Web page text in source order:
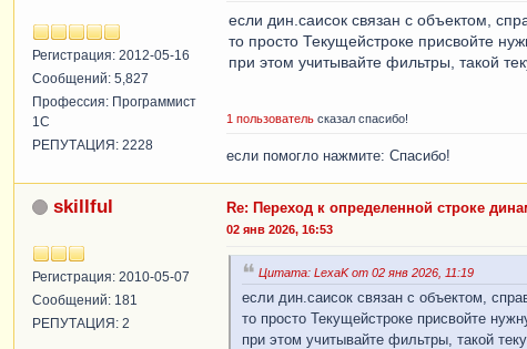
Регистрация: 2012-05-16
Сообщений: 5,827
Профессия: Программист
1С
РЕПУТАЦИЯ: 2228
если дин.саисок связан с объектом,
то просто Текущейстроке присвойте
при этом учитывайте фильтры, такой
1 пользователь сказал спасибо!
если помогло нажмите: Спасибо!
skillful
Регистрация: 2010-05-07
Сообщений: 181
РЕПУТАЦИЯ: 2
Re: Переход к определенной строке
02 янв 2026, 16:53
Цитата: LexaK от 02 янв 2026, 11:19
если дин.саисок связан с объектом,
то просто Текущейстроке присвойте
при этом учитывайте фильтры, такой